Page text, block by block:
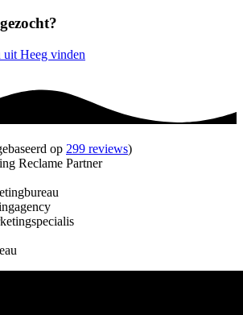
uit Heeg vinden
op 299 reviews)